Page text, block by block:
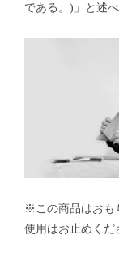
である。)」と述べ
※この商品はおも
使用はお止めくだ